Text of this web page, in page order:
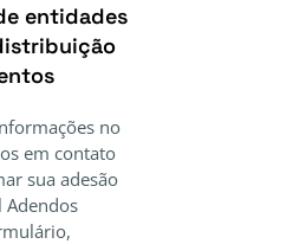
entidades
no
em contato
sua adesão
Adendos